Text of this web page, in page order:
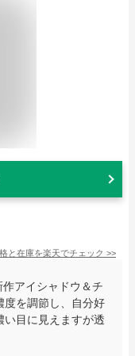
と在庫を楽天でチェック >>
アイシャドウ＆チ
度を調節し、自分好
目に見えますが透